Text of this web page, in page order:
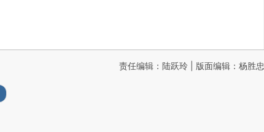
责任编辑：陆跃玲 | 版面编辑：杨胜忠